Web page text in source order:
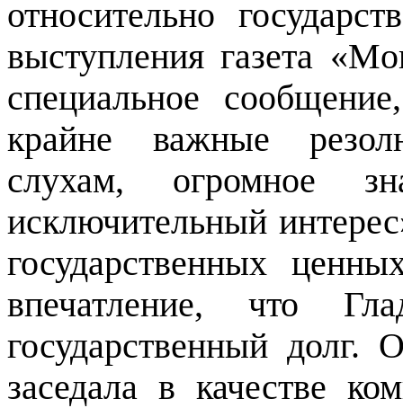
относительно
выступления газета
специальное
крайне важные
слухам, огромное
исключительный
государственных
впечатление, что
государственный долг.
заседала в качестве